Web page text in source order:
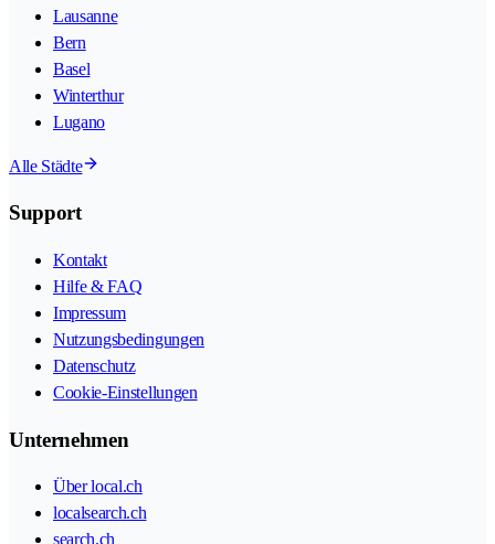
Lausanne
Bern
Basel
Winterthur
Lugano
Alle Städte
Support
Kontakt
Hilfe & FAQ
Impressum
Nutzungsbedingungen
Datenschutz
Cookie-Einstellungen
Unternehmen
Über local.ch
localsearch.ch
search.ch